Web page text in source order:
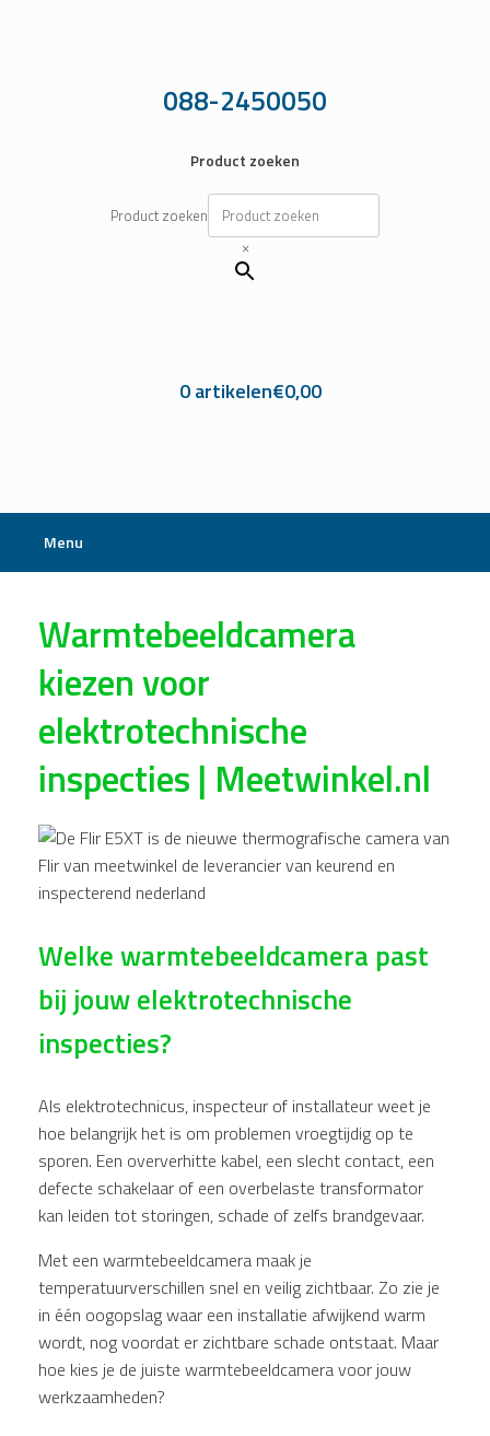
088-2450050
Product zoeken
Product zoeken
×
0 artikelen€0,00
Menu
Warmtebeeldcamera
kiezen voor
elektrotechnische
inspecties | Meetwinkel.nl
Welke warmtebeeldcamera past
bij jouw elektrotechnische
inspecties?
Als elektrotechnicus, inspecteur of installateur weet je
hoe belangrijk het is om problemen vroegtijdig op te
sporen. Een oververhitte kabel, een slecht contact, een
defecte schakelaar of een overbelaste transformator
kan leiden tot storingen, schade of zelfs brandgevaar.
Met een warmtebeeldcamera maak je
temperatuurverschillen snel en veilig zichtbaar. Zo zie je
in één oogopslag waar een installatie afwijkend warm
wordt, nog voordat er zichtbare schade ontstaat. Maar
hoe kies je de juiste warmtebeeldcamera voor jouw
werkzaamheden?